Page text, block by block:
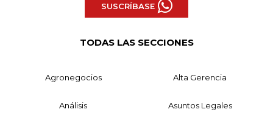
SUSCRÍBASE
TODAS LAS SECCIONES
Agronegocios Alta Gerencia
Análisis Asuntos Legales